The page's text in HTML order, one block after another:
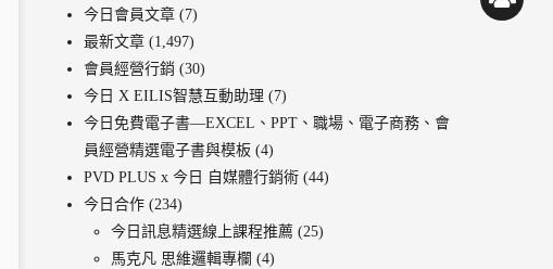
今日會員文章 (7)
最新文章 (1,497)
會員經營行銷 (30)
今日 X EILIS智慧互動助理 (7)
今日免費電子書—EXCEL、PPT、職場、電子商務、會
員經營精選電子書與模板 (4)
PVD PLUS x 今日 自媒體行銷術 (44)
今日合作 (234)
今日訊息精選線上課程推薦 (25)
馬克凡 思維邏輯專欄 (4)